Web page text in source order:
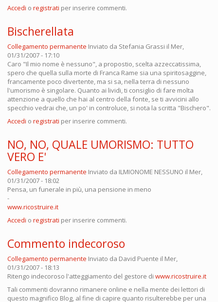
Accedi o registrati per inserire commenti.
Bischerellata
Collegamento permanente Inviato da Stefania Grassi il Mer,
01/31/2007 - 17:10
Caro "Il mio nome è nessuno", a propostio, scelta azzeccatissima,
spero che quella sulla morte di Franca Rame sia una spiritosaggine,
francamente poco divertente, ma si sa, nella terra di nessuno
l'umorismo è singolare. Quanto ai lividi, ti consiglio di fare molta
attenzione a quello che hai al centro della fonte, se ti avvicini allo
specchio vedrai che, un po' in controluce, si nota la scritta "Bischero".
Accedi o registrati per inserire commenti.
NO, NO, QUALE UMORISMO: TUTTO
VERO E'
Collegamento permanente Inviato da ILMIONOME NESSUNO il Mer,
01/31/2007 - 18:02
Pensa, un funerale in più, una pensione in meno
-
www.ricostruire.it
Accedi o registrati per inserire commenti.
Commento indecoroso
Collegamento permanente Inviato da David Puente il Mer,
01/31/2007 - 18:13
Ritengo indecoroso l'atteggiamento del gestore di www.ricostruire.it
Tali commenti dovranno rimanere online e nella mente dei lettori di
questo magnifico Blog, al fine di capire quanto risulterebbe per una